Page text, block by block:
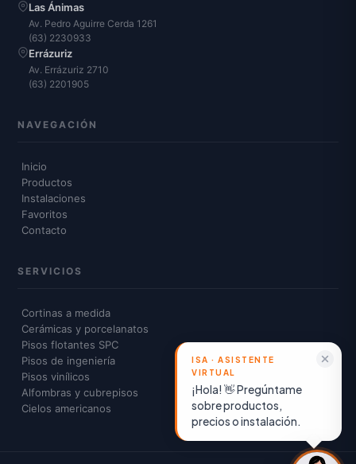
¡Hola! 👋 Pregúntame
sobre productos,
precios o instalación.
Las Ánimas
Av. Pedro Aguirre Cerda 1261
(63) 2230933
Errázuriz
Av. Errázuriz 2710
(63) 2201905
NAVEGACIÓN
Inicio
Productos
Instalaciones
Favoritos
Contacto
SERVICIOS
Cortinas a medida
Cerámicas y porcelanatos
Pisos flotantes SPC
Pisos de ingeniería
Pisos vinílicos
Alfombras y cubrepisos
Cielos americanos